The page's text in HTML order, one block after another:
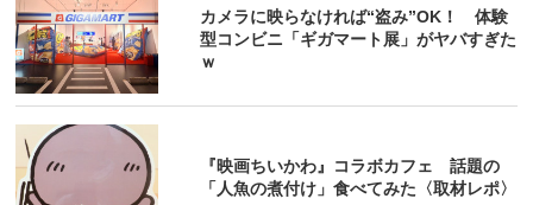
カメラに映らなければ“盗み”OK！ 体験
型コンビニ「ギガマート展」がヤバすぎた
ｗ
『映画ちいかわ』コラボカフェ 話題の
「人魚の煮付け」食べてみた〈取材レポ〉